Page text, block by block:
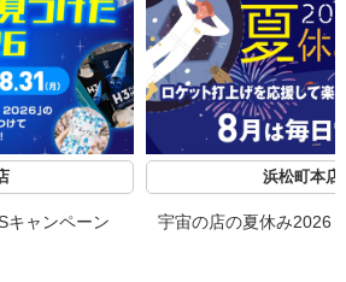
キャンペーン
浜松町本店
宇宙の店の夏休み2026